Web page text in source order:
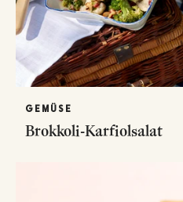
GEMÜSE
Brokkoli-Karfiolsalat